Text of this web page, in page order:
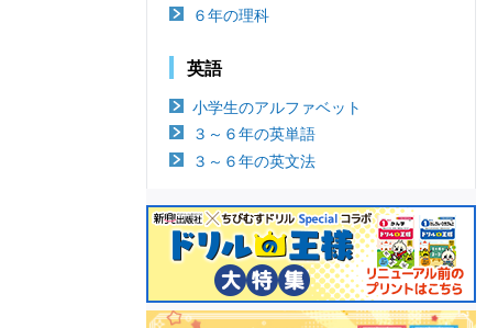
６年の理科
英語
小学生のアルファベット
３～６年の英単語
３～６年の英文法